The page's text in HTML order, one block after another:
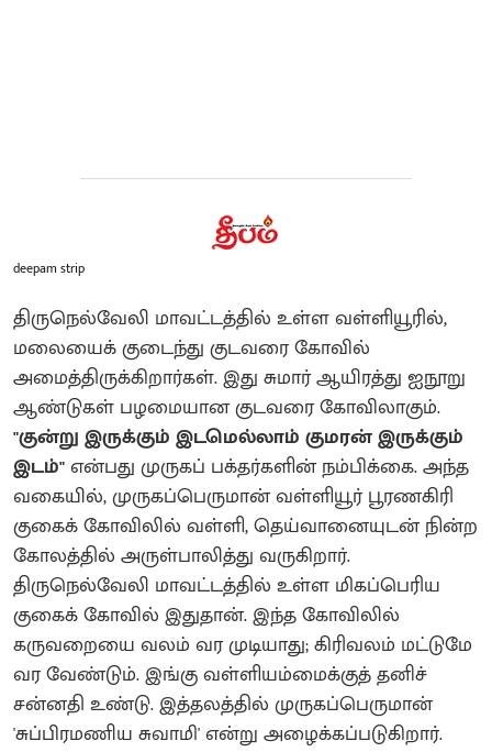
deepam strip
திருநெல்வேலி மாவட்டத்தில் உள்ள வள்ளியூரில்,
மலையைக் குடைந்து குடவரை கோவில்
அமைத்திருக்கிறார்கள். இது சுமார் ஆயிரத்து ஐநூறு
ஆண்டுகள் பழமையான குடவரை கோவிலாகும்.
"குன்று இருக்கும் இடமெல்லாம் குமரன் இருக்கும்
இடம்"என்பது முருகப் பக்தர்களின் நம்பிக்கை. அந்த
வகையில், முருகப்பெருமான் வள்ளியூர் பூரணகிரி
குகைக் கோவிலில் வள்ளி, தெய்வானையுடன் நின்ற
கோலத்தில் அருள்பாலித்து வருகிறார்.
திருநெல்வேலி மாவட்டத்தில் உள்ள மிகப்பெரிய
குகைக் கோவில் இதுதான். இந்த கோவிலில்
கருவறையை வலம் வர முடியாது; கிரிவலம் மட்டுமே
வர வேண்டும். இங்கு வள்ளியம்மைக்குத் தனிச்
சன்னதி உண்டு. இத்தலத்தில் முருகப்பெருமான்
'சுப்பிரமணிய சுவாமி' என்று அழைக்கப்படுகிறார்.